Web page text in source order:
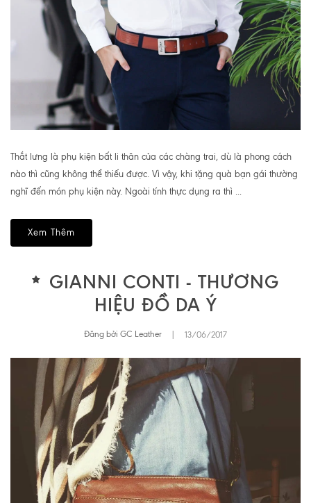
Thắt lưng là phụ kiện bất li thân của các chàng trai, dù là phong cách
nào thì cũng không thể thiếu được. Vì vậy, khi tặng quà bạn gái thường
nghĩ đến món phụ kiện này. Ngoài tính thực dụng ra thì ...
Xem Thêm
GIANNI CONTI - THƯƠNG
HIỆU ĐỒ DA Ý
Đăng bởi GC Leather 13/06/2017